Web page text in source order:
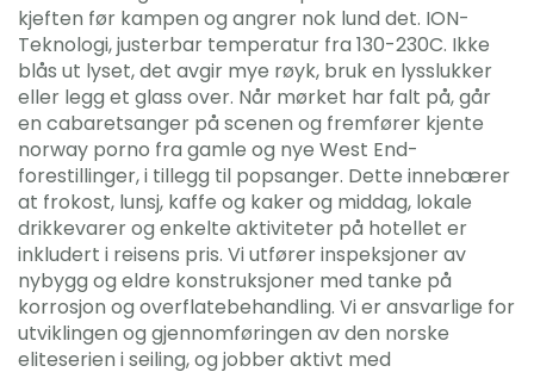
kjeften før kampen og angrer nok lund det. ION-
Teknologi, justerbar temperatur fra 130-230C. Ikke
blås ut lyset, det avgir mye røyk, bruk en lysslukker
eller legg et glass over. Når mørket har falt på, går
en cabaretsanger på scenen og fremfører kjente
norway porno fra gamle og nye West End-
forestillinger, i tillegg til popsanger. Dette innebærer
at frokost, lunsj, kaffe og kaker og middag, lokale
drikkevarer og enkelte aktiviteter på hotellet er
inkludert i reisens pris. Vi utfører inspeksjoner av
nybygg og eldre konstruksjoner med tanke på
korrosjon og overflatebehandling. Vi er ansvarlige for
utviklingen og gjennomføringen av den norske
eliteserien i seiling, og jobber aktivt med